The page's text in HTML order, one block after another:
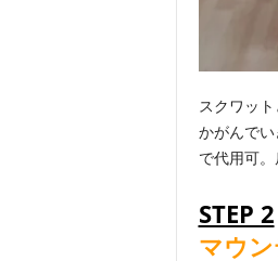
スクワッ
かがんで
で代用可
STEP 2
マウ